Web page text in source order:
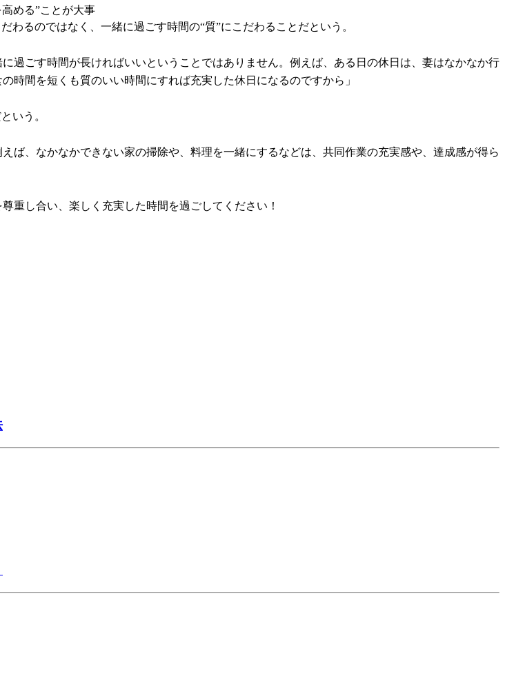
める”ことが大事
るのではなく、一緒に過ごす時間の“質”にこだわることだという。
過ごす時間が長ければいいということではありません。例えば、ある日の休日は、妻はなかなか行
時間を短くも質のいい時間にすれば充実した休日になるのですから」
いう。
ば、なかなかできない家の掃除や、料理を一緒にするなどは、共同作業の充実感や、達成感が得ら
重し合い、楽しく充実した時間を過ごしてください！